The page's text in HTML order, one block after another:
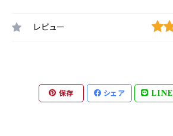
レビュー
保存 シェア LINE